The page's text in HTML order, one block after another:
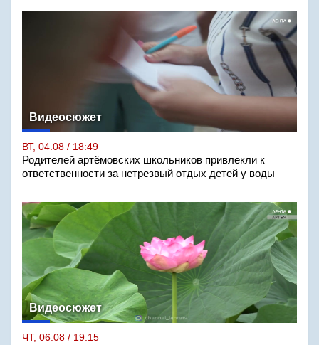
Видеосюжет
ВТ, 04.08 / 18:49
Родителей артёмовских школьников привлекли к
ответственности за нетрезвый отдых детей у воды
Видеосюжет
ЧТ, 06.08 / 19:15